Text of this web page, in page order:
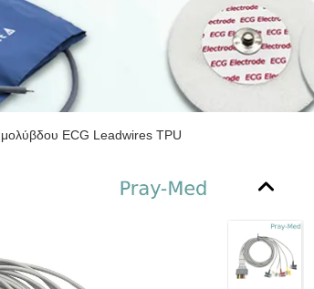
ECG Leadwires TPU